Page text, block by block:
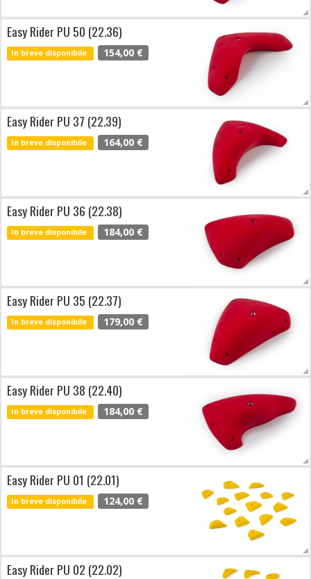
Easy Rider PU 50 (22.36)
In breve disponibile 154,00 €
Easy Rider PU 37 (22.39)
In breve disponibile 164,00 €
Easy Rider PU 36 (22.38)
In breve disponibile 184,00 €
Easy Rider PU 35 (22.37)
In breve disponibile 179,00 €
Easy Rider PU 38 (22.40)
In breve disponibile 184,00 €
Easy Rider PU 01 (22.01)
In breve disponibile 124,00 €
Easy Rider PU 02 (22.02)